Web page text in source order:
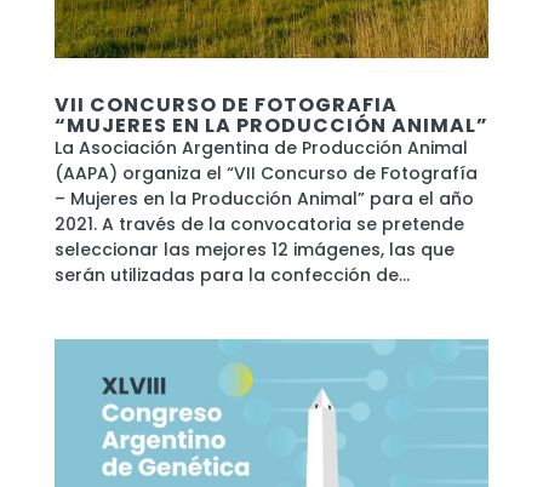
VII CONCURSO DE FOTOGRAFIA
“MUJERES EN LA PRODUCCIÓN ANIMAL”
La Asociación Argentina de Producción Animal
(AAPA) organiza el “VII Concurso de Fotografía
– Mujeres en la Producción Animal” para el año
2021. A través de la convocatoria se pretende
seleccionar las mejores 12 imágenes, las que
serán utilizadas para la confección de...